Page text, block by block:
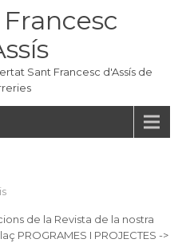
Sant Francesc d'Assís de
de la Revista de la nostra
PROGRAMES I PROJECTES ->